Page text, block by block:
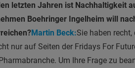
letzten Jahren ist Nachhaltigkeit
Boehringer Ingelheim will
Martin Beck:Sie haben
nur auf Seiten der Fridays For
Um Ihre Frage zu